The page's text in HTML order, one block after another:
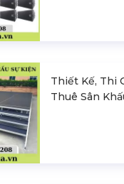
Thiết Kế, Thi
Thuê Sân